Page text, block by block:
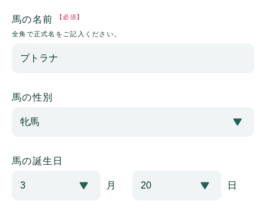
馬の名前 【必須】
全角で正式名をご記入ください。
馬の性別
馬の誕生日
月 日